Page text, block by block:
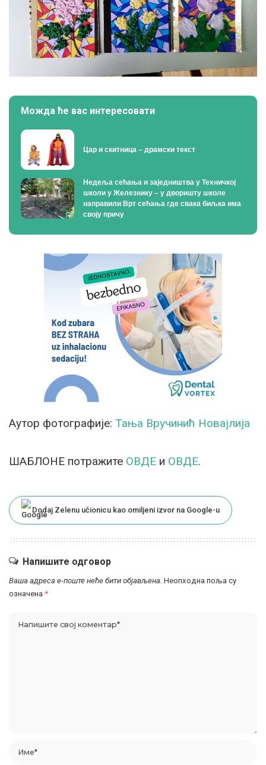
Можда ће вас интересовати
Цар и скитница – драмски текст
Недеља сећања и заједништва у Техничкој
школи у Железнику – у дворишту школе
направили Врт сећања где свака биљка има
своју причу
Аутор фотографије: Тања Вручинић Новајлија
ШАБЛОНЕ потражите ОВДЕ и ОВДЕ.
Dodaj Zelenu učionicu kao omiljeni izvor na Google-u
Напишите одговор
Ваша адреса е-поште неће бити објављена. Неопходна поља су
означена *